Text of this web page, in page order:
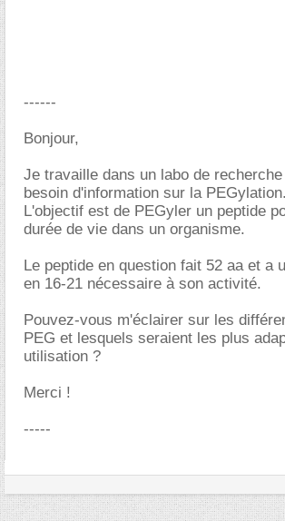
------
Bonjour,
Je travaille dans un labo de
besoin d'information sur la PEGylation.
L'objectif est de PEGyler un peptide
durée de vie dans un organisme.
Le peptide en question fait 52 aa et a
en 16-21 nécessaire à son activité.
Pouvez-vous m'éclairer sur les
PEG et lesquels seraient les plus
utilisation ?
Merci !
-----